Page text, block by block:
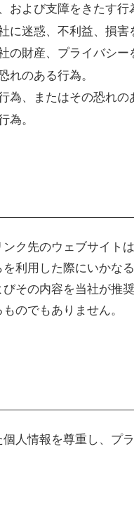
および支障をきたす行
に迷惑、不利益、損害
の財産、プライバシー
れのある行為。
、またはその恐れの
為。
ク先のウェブサイト
利用した際にいかな
その内容を当社が
のでもありません。
人情報を尊重し、プ